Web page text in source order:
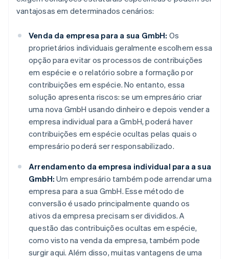
vantajosas em determinados cenários:
Venda da empresa para a sua GmbH: Os
proprietários individuais geralmente escolhem essa
opção para evitar os processos de contribuições
em espécie e o relatório sobre a formação por
contribuições em espécie. No entanto, essa
solução apresenta riscos: se um empresário criar
uma nova GmbH usando dinheiro e depois vender a
empresa individual para a GmbH, poderá haver
contribuições em espécie ocultas pelas quais o
empresário poderá ser responsabilizado.
Arrendamento da empresa individual para a sua
GmbH: Um empresário também pode arrendar uma
empresa para a sua GmbH. Esse método de
conversão é usado principalmente quando os
ativos da empresa precisam ser divididos. A
questão das contribuições ocultas em espécie,
como visto na venda da empresa, também pode
surgir aqui. Além disso, muitas vantagens de uma